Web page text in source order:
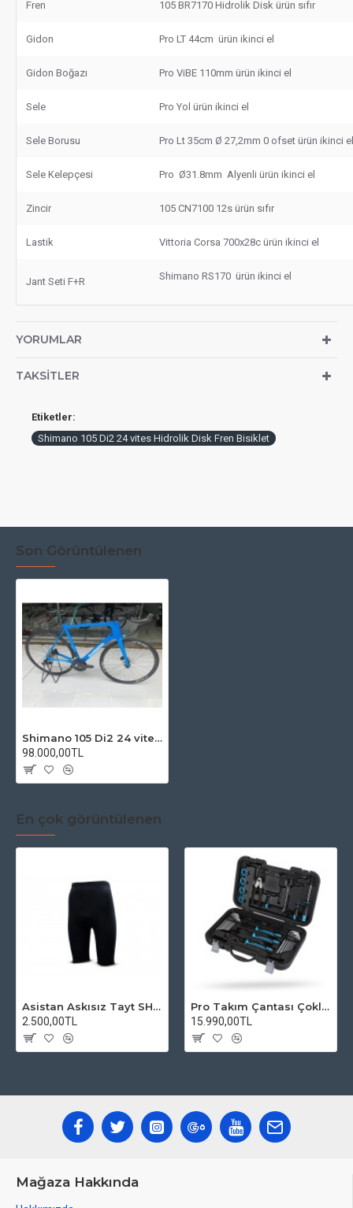
Fren 105 BR7170 Hidrolik Disk ürün sıfır
Gidon Pro LT 44cm ürün ikinci el
Gidon Boğazı Pro ViBE 110mm ürün ikinci el
Sele Pro Yol ürün ikinci el
Sele Borusu Pro Lt 35cm Ø 27,2mm 0 ofset ürün ikinci el
Sele Kelepçesi Pro Ø31.8mm Alyenli ürün ikinci el
Zincir 105 CN7100 12s ürün sıfır
Lastik Vittoria Corsa 700x28c ürün ikinci el
Jant Seti F+R Shimano RS170 ürün ikinci el
YORUMLAR
TAKSITLER
Etiketler:
Shimano 105 Di2 24 vites Hidrolik Disk Fren Bisiklet
Son Görüntülenen
Shimano 105 Di2 24 vites Hidrolik Disk Fren Bisiklet
98.000,00TL
En çok görüntülenen
Asistan Askısız Tayt SH20 Pedli Siyah
2.500,00TL
Pro Takım Çantası Çoklu Tamir Seti
15.990,00TL
Mağaza Hakkında